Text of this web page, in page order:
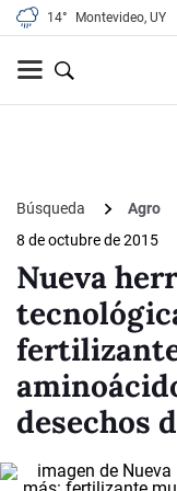
14° Montevideo, UY
Búsqueda
Agro
8 de octubre de 2015
Nueva
desechos